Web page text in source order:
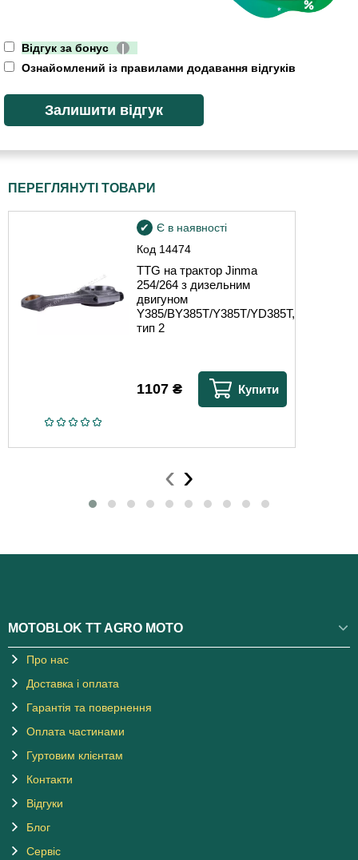
Відгук за бонус
|
Ознайомлений із правилами додавання відгуків
ПЕРЕГЛЯНУТІ ТОВАРИ
Код 14474
Є в наявності
TTG на трактор Jinma
254/264 з дизельним
двигуном
Y385/BY385T/Y385T/YD385T,
тип 2
1107 ₴ Купити
‹ ›
MOTOBLOK TT AGRO MOTO
Про нас
Доставка і оплата
Гарантія та повернення
Оплата частинами
Гуртовим клієнтам
Контакти
Відгуки
Блог
Сервіс